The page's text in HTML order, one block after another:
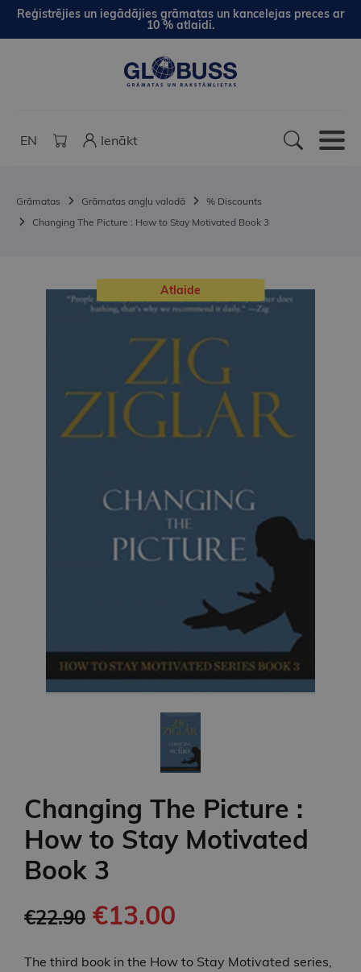
Reģistrējies un iegādājies grāmatas un kancelejas preces ar
10 % atlaidi.
EN Ienākt
Grāmatas Grāmatas angļu valodā
% Discounts
Changing The Picture : How to Stay Motivated Book 3
Atlaide
Changing The Picture :
How to Stay Motivated
Book 3
€22.90 €13.00
The third book in the How to Stay Motivated series,